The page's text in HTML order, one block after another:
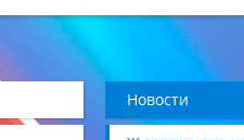
Новости